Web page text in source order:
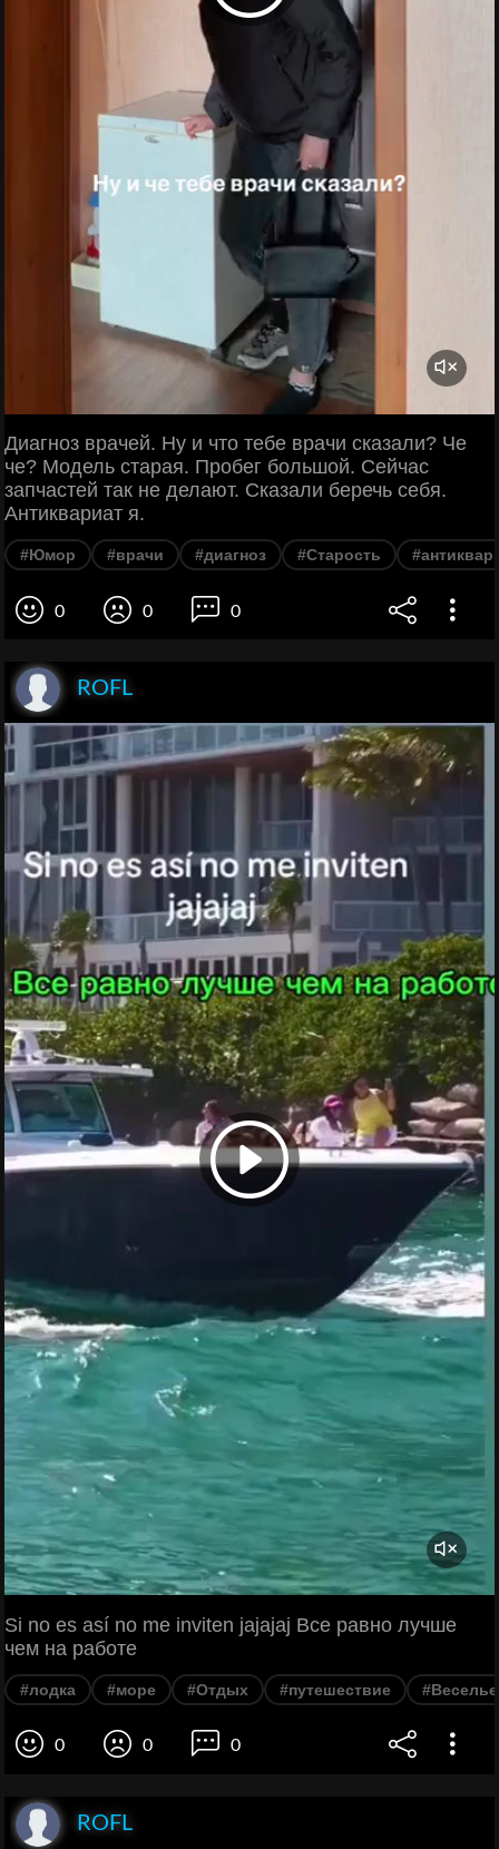
Диагноз врачей. Ну и что тебе врачи сказали? Че
че? Модель старая. Пробег большой. Сейчас
запчастей так не делают. Сказали беречь себя.
Антиквариат я.
#Юмор #врачи #диагноз #Старость
0 0 0
ROFL
Si no es así no me inviten jajajaj Все равно лучше
чем на работе
#лодка #море #Отдых #путешествие #Веселье
0 0 0
ROFL